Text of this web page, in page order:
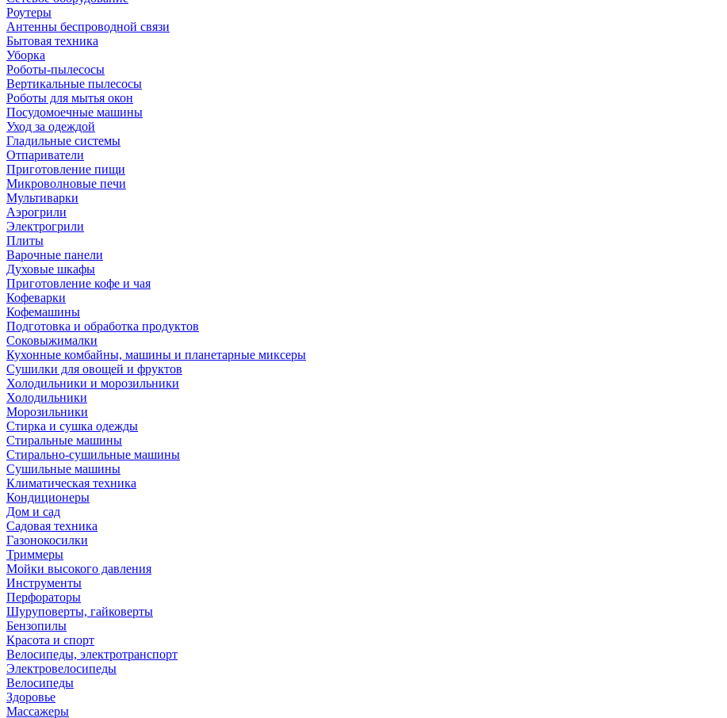
Роутеры
Антенны беспроводной связи
Бытовая техника
Уборка
Роботы-пылесосы
Вертикальные пылесосы
Роботы для мытья окон
Посудомоечные машины
Уход за одеждой
Гладильные системы
Отпариватели
Приготовление пищи
Микроволновые печи
Мультиварки
Аэрогрили
Электрогрили
Плиты
Варочные панели
Духовые шкафы
Приготовление кофе и чая
Кофеварки
Кофемашины
Подготовка и обработка продуктов
Соковыжималки
Кухонные комбайны, машины и планетарные миксеры
Сушилки для овощей и фруктов
Холодильники и морозильники
Холодильники
Морозильники
Стирка и сушка одежды
Стиральные машины
Стирально-сушильные машины
Сушильные машины
Климатическая техника
Кондиционеры
Дом и сад
Садовая техника
Газонокосилки
Триммеры
Мойки высокого давления
Инструменты
Перфораторы
Шуруповерты, гайковерты
Бензопилы
Красота и спорт
Велосипеды, электротранспорт
Электровелосипеды
Велосипеды
Здоровье
Массажеры